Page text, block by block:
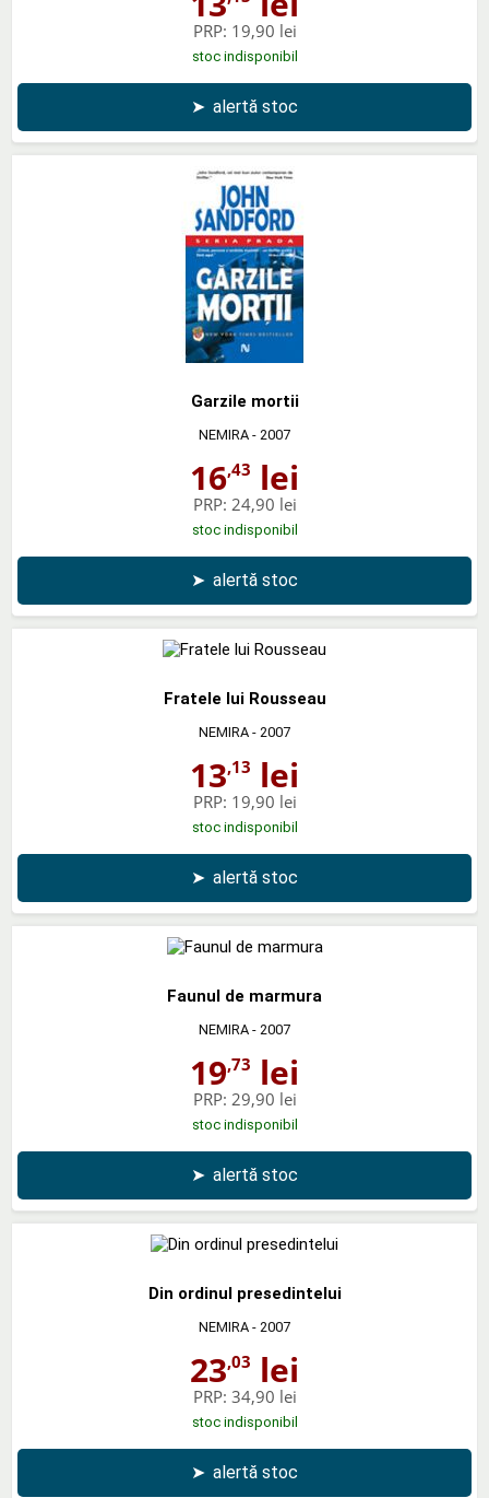
PRP: 19,90 lei
stoc indisponibil
➤ alertă stoc
Garzile mortii
NEMIRA - 2007
16,43 lei
PRP: 24,90 lei
stoc indisponibil
➤ alertă stoc
Fratele lui Rousseau
NEMIRA - 2007
13,13 lei
PRP: 19,90 lei
stoc indisponibil
➤ alertă stoc
Faunul de marmura
NEMIRA - 2007
19,73 lei
PRP: 29,90 lei
stoc indisponibil
➤ alertă stoc
Din ordinul presedintelui
NEMIRA - 2007
23,03 lei
PRP: 34,90 lei
stoc indisponibil
➤ alertă stoc